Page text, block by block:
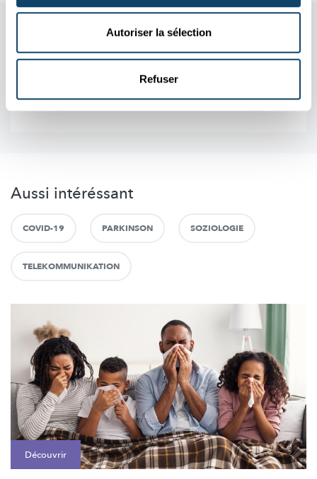
Autoriser la sélection
Refuser
Aussi intéréssant
COVID-19 PARKINSON SOZIOLOGIE
TELEKOMMUNIKATION
Découvrir